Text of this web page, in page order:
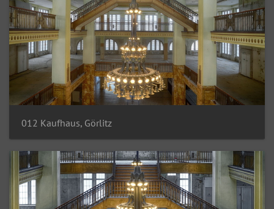
012 Kaufhaus, Görlitz